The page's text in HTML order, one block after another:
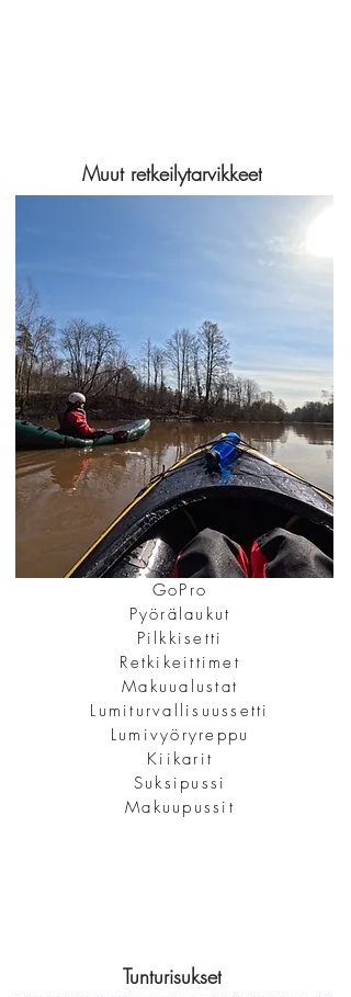
Muut retkeilytarvikkeet
GoPro
Pyörälaukut
Pilkkisetti
Retkikeittimet
Makuualustat
Lumiturvallisuussetti
Lumivyöryreppu
Kiikarit
Suksipussi
Makuupussit
Tunturisukset